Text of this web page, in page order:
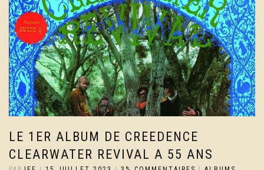
LE 1ER ALBUM DE CREEDENCE
CLEARWATER REVIVAL A 55 ANS